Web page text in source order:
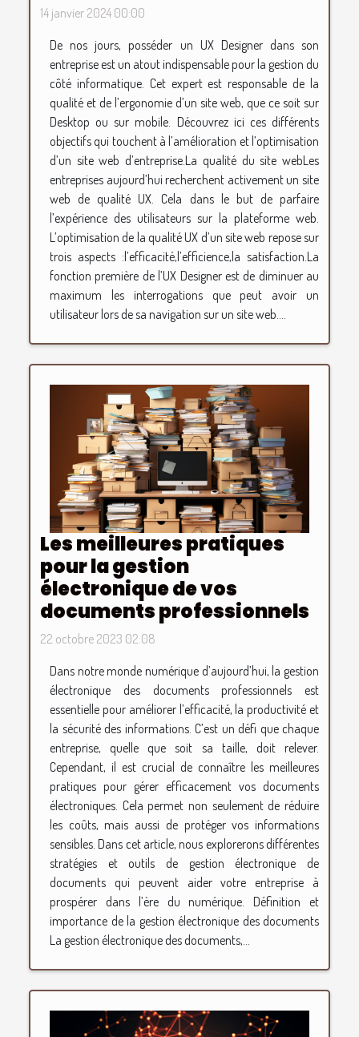
14 janvier 2024 00:00
De nos jours, posséder un UX Designer dans son
entreprise est un atout indispensable pour la gestion du
côté informatique. Cet expert est responsable de la
qualité et de l’ergonomie d’un site web, que ce soit sur
Desktop ou sur mobile. Découvrez ici ces différents
objectifs qui touchent à l’amélioration et l’optimisation
d’un site web d’entreprise.La qualité du site webLes
entreprises aujourd’hui recherchent activement un site
web de qualité UX. Cela dans le but de parfaire
l’expérience des utilisateurs sur la plateforme web.
L’optimisation de la qualité UX d’un site web repose sur
trois aspects :l’efficacité,l’efficience,la satisfaction.La
fonction première de l’UX Designer est de diminuer au
maximum les interrogations que peut avoir un
utilisateur lors de sa navigation sur un site web....
Les meilleures pratiques
pour la gestion
électronique de vos
documents professionnels
22 octobre 2023 02:08
Dans notre monde numérique d’aujourd’hui, la gestion
électronique des documents professionnels est
essentielle pour améliorer l’efficacité, la productivité et
la sécurité des informations. C’est un défi que chaque
entreprise, quelle que soit sa taille, doit relever.
Cependant, il est crucial de connaître les meilleures
pratiques pour gérer efficacement vos documents
électroniques. Cela permet non seulement de réduire
les coûts, mais aussi de protéger vos informations
sensibles. Dans cet article, nous explorerons différentes
stratégies et outils de gestion électronique de
documents qui peuvent aider votre entreprise à
prospérer dans l’ère du numérique. Définition et
importance de la gestion électronique des documents
La gestion électronique des documents,...